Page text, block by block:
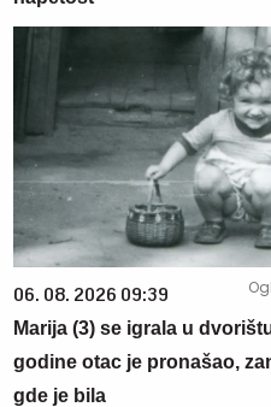
06. 08. 2026 09:39
Marija (3) se igrala u
godine otac je pronašao,
gde je bila